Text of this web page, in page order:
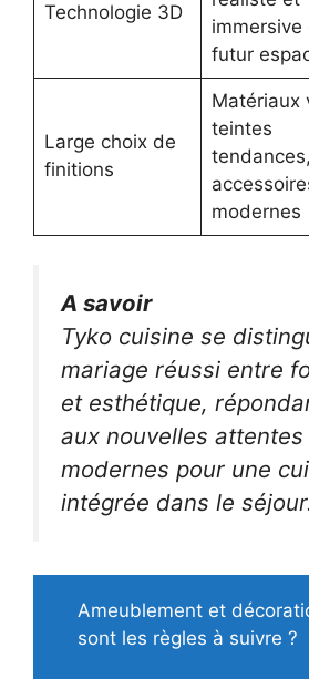
Technologie 3D
immersive
futur
Large choix de
finitions
Matériaux
teintes
tendances,
modernes
A savoir
Tyko cuisine se
mariage réussi entre
et esthétique,
aux nouvelles
modernes pour une
intégrée dans le
Ameublement et
sont les règles à suivre ?